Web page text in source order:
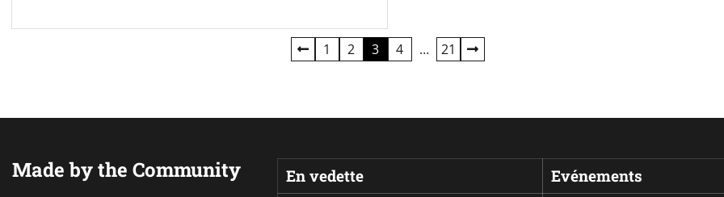
1 2 3 4 … 21
Made by the Community En vedette Evénements